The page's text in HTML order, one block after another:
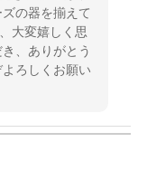
の器を揃えて
大変嬉しく思
、ありがとう
ろしくお願い